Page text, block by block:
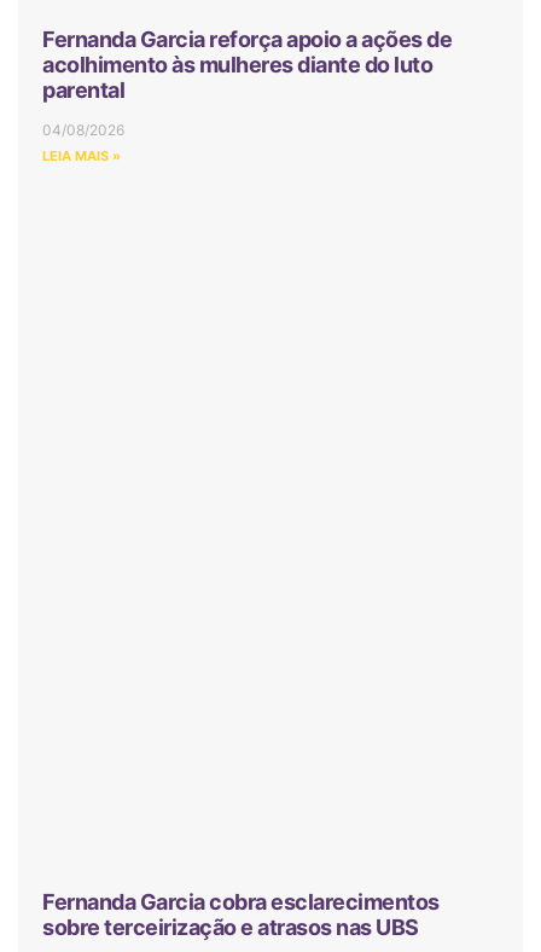
Fernanda Garcia reforça apoio a ações de
acolhimento às mulheres diante do luto
parental
04/08/2026
LEIA MAIS »
Fernanda Garcia cobra esclarecimentos
sobre terceirização e atrasos nas UBS